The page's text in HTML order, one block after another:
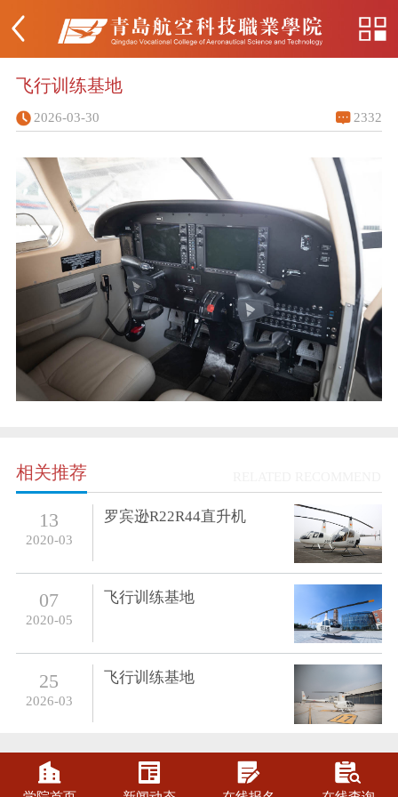
飞行训练基地
2026-03-30 2332
相关推荐
13
2020-03
罗宾逊R22R44直升机
07
2020-05
飞行训练基地
25
2026-03
飞行训练基地
   